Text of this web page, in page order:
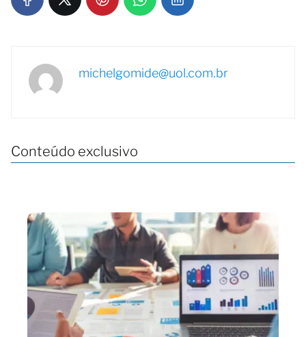
michelgomide@uol.com.br
Conteúdo exclusivo